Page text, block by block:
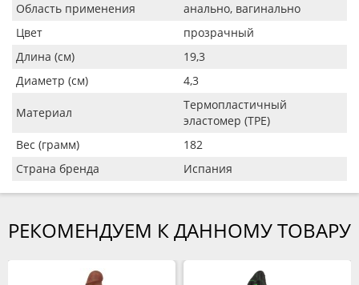
Область применения
анально, вагинально
Цвет
прозрачный
Длина (см)
19,3
Диаметр (см)
4,3
Материал
Термопластичный
эластомер (TPE)
Вес (грамм)
182
Страна бренда
Испания
РЕКОМЕНДУЕМ К ДАННОМУ ТОВАРУ